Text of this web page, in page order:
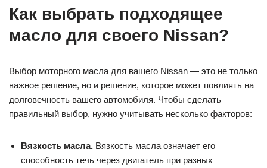
Как выбрать подходящее
масло для своего Nissan?
Выбор моторного масла для вашего Nissan — это не только
важное решение, но и решение, которое может повлиять на
долговечность вашего автомобиля. Чтобы сделать
правильный выбор, нужно учитывать несколько факторов:
Вязкость масла. Вязкость масла означает его
способность течь через двигатель при разных